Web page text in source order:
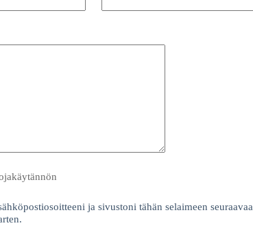
ja sivustoni tähän selaimeen seuraavaa